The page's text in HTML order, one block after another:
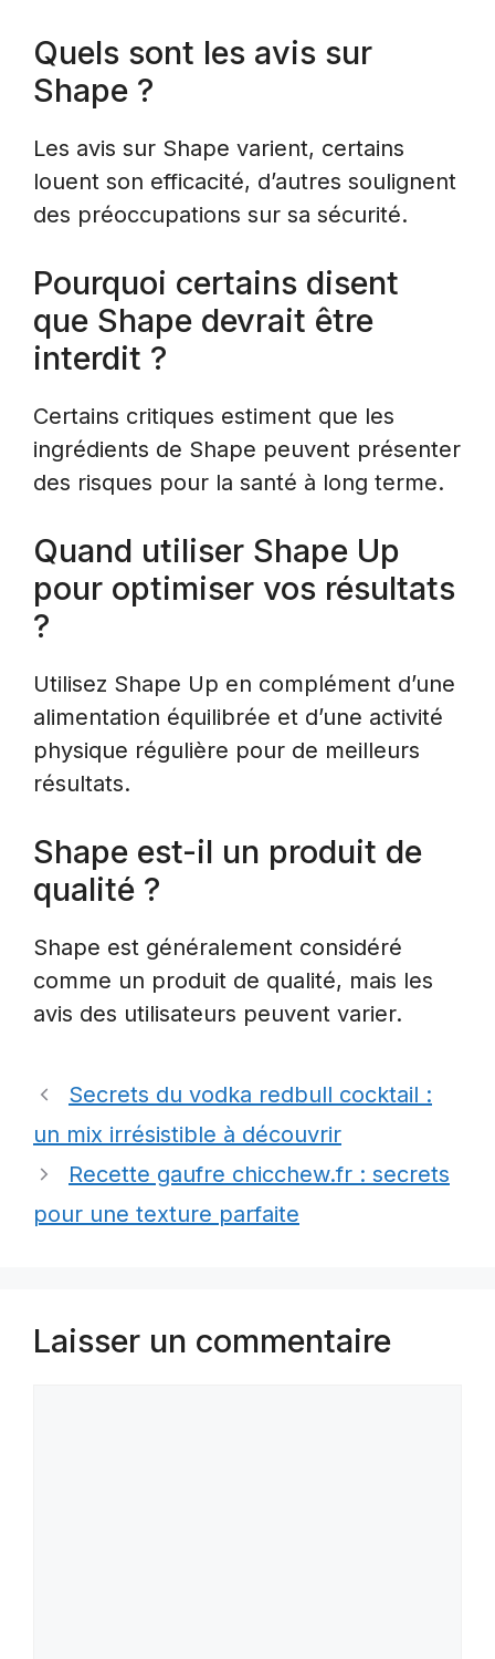
Quels sont les avis sur
Shape ?
Les avis sur Shape varient, certains
louent son efficacité, d’autres soulignent
des préoccupations sur sa sécurité.
Pourquoi certains disent
que Shape devrait être
interdit ?
Certains critiques estiment que les
ingrédients de Shape peuvent présenter
des risques pour la santé à long terme.
Quand utiliser Shape Up
pour optimiser vos résultats
?
Utilisez Shape Up en complément d’une
alimentation équilibrée et d’une activité
physique régulière pour de meilleurs
résultats.
Shape est-il un produit de
qualité ?
Shape est généralement considéré
comme un produit de qualité, mais les
avis des utilisateurs peuvent varier.
Secrets du vodka redbull cocktail :
un mix irrésistible à découvrir
Recette gaufre chicchew.fr : secrets
pour une texture parfaite
Laisser un commentaire